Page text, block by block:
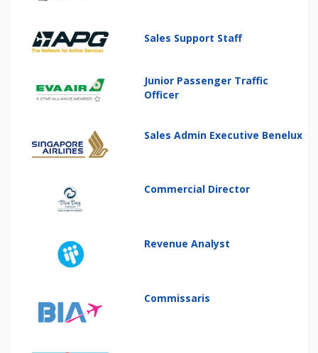
Sales Support Staff
Junior Passenger Traffic
Officer
Sales Admin Executive Benelux
Commercial Director
Revenue Analyst
Commissaris